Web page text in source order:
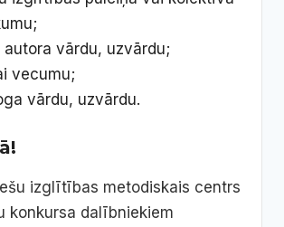
autora vārdu, uzvārdu;
vecumu;
vārdu, uzvārdu.
izglītības metodiskais centrs
konkursa dalībniekiem